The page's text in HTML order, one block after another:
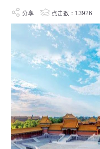
分享 点击数：13926